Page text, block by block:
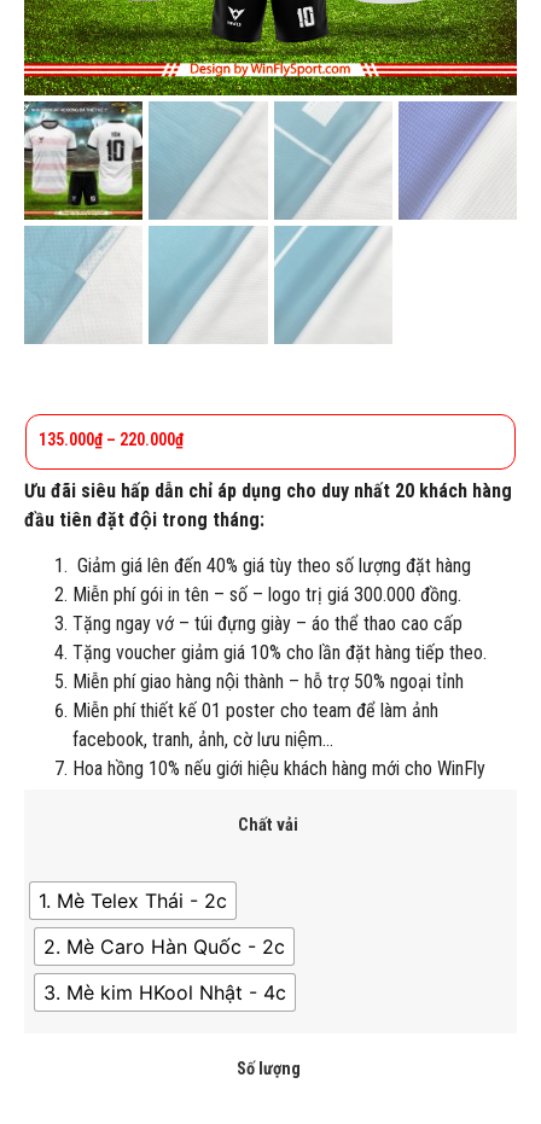
135.000₫ – 220.000₫
Ưu đãi siêu hấp dẫn chỉ áp dụng cho duy nhất 20 khách hàng
đầu tiên đặt đội trong tháng:
Giảm giá lên đến 40% giá tùy theo số lượng đặt hàng
Miễn phí gói in tên – số – logo trị giá 300.000 đồng.
Tặng ngay vớ – túi đựng giày – áo thể thao cao cấp
Tặng voucher giảm giá 10% cho lần đặt hàng tiếp theo.
Miễn phí giao hàng nội thành – hỗ trợ 50% ngoại tỉnh
Miễn phí thiết kế 01 poster cho team để làm ảnh
facebook, tranh, ảnh, cờ lưu niệm…
Hoa hồng 10% nếu giới hiệu khách hàng mới cho WinFly
Chất vải
1. Mè Telex Thái - 2c
2. Mè Caro Hàn Quốc - 2c
3. Mè kim HKool Nhật - 4c
Số lượng